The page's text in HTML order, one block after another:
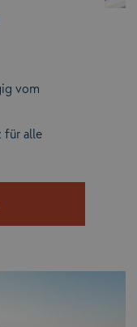
vom
für alle